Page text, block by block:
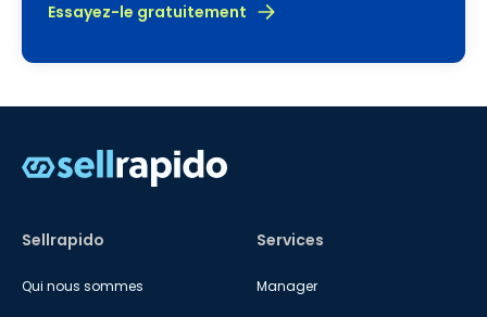
Essayez-le gratuitement
Sellrapido
Qui nous sommes
Services
Manager